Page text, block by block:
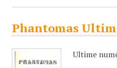
Phantomas
Ultime